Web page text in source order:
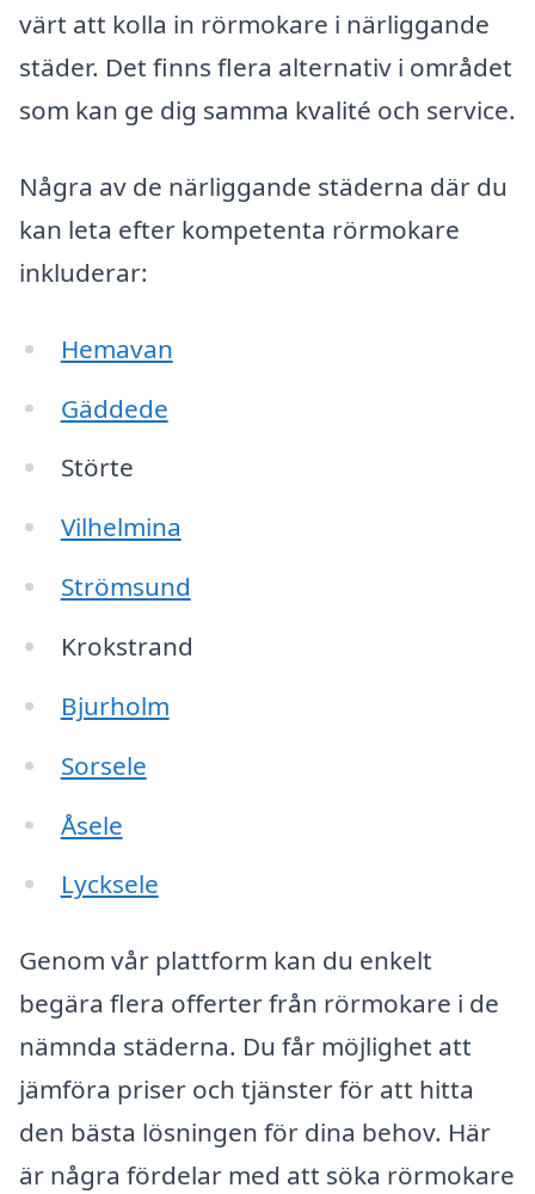
värt att kolla in rörmokare i närliggande
städer. Det finns flera alternativ i området
som kan ge dig samma kvalité och service.
Några av de närliggande städerna där du
kan leta efter kompetenta rörmokare
inkluderar:
Hemavan
Gäddede
Störte
Vilhelmina
Strömsund
Krokstrand
Bjurholm
Sorsele
Åsele
Lycksele
Genom vår plattform kan du enkelt
begära flera offerter från rörmokare i de
nämnda städerna. Du får möjlighet att
jämföra priser och tjänster för att hitta
den bästa lösningen för dina behov. Här
är några fördelar med att söka rörmokare